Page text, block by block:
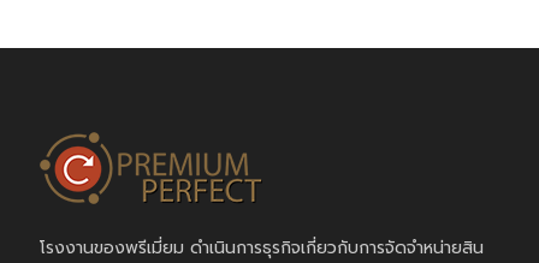
โรงงานของพรีเมี่ยม ดำเนินการธุรกิจเกี่ยวกับการจัดจำหน่ายสิน